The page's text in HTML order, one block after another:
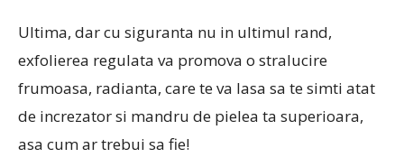
Ultima, dar cu siguranta nu in ultimul rand,
exfolierea regulata va promova o stralucire
frumoasa, radianta, care te va lasa sa te simti atat
de increzator si mandru de pielea ta superioara,
asa cum ar trebui sa fie!